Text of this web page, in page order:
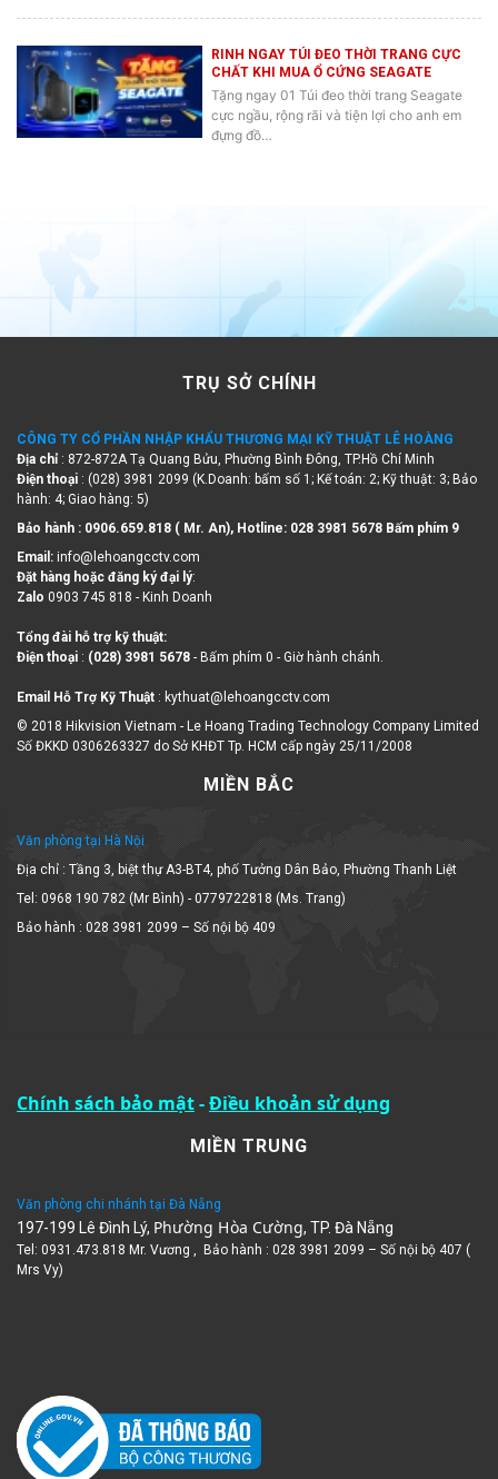
RINH NGAY TÚI ĐEO THỜI TRANG CỰC
CHẤT KHI MUA Ổ CỨNG SEAGATE
Tặng ngay 01 Túi đeo thời trang Seagate
cực ngầu, rộng rãi và tiện lợi cho anh em
đựng đồ…
TRỤ SỞ CHÍNH
CÔNG TY CỔ PHẦN NHẬP KHẨU THƯƠNG MẠI KỸ THUẬT LÊ HOÀNG
Địa chỉ : 872-872A Tạ Quang Bửu, Phường Bình Đông, TP.Hồ Chí Minh
Điện thoại : (028) 3981 2099 (K.Doanh: bấm số 1; Kế toán: 2; Kỹ thuật: 3; Bảo
hành: 4; Giao hàng: 5)
Bảo hành : 0906.659.818 ( Mr. An), Hotline: 028 3981 5678 Bấm phím 9
Email: info@lehoangcctv.com
Đặt hàng hoặc đăng ký đại lý:
Zalo 0903 745 818 - Kinh Doanh
Tổng đài hỗ trợ kỹ thuật:
Điện thoại : (028) 3981 5678 - Bấm phím 0 - Giờ hành chánh.
Email Hỗ Trợ Kỹ Thuật : kythuat@lehoangcctv.com
© 2018 Hikvision Vietnam - Le Hoang Trading Technology Company Limited
Số ĐKKD 0306263327 do Sở KHĐT Tp. HCM cấp ngày 25/11/2008
MIỀN BẮC
Văn phòng tại Hà Nội
Địa chỉ : Tầng 3, biệt thự A3-BT4, phố Tưởng Dân Bảo, Phường Thanh Liệt
Tel: 0968 190 782 (Mr Bình) - 0779722818 (Ms. Trang)
Bảo hành : 028 3981 2099 – Số nội bộ 409
Chính sách bảo mật-Điều khoản sử dụng
MIỀN TRUNG
Văn phòng chi nhánh tại Đà Nẵng
197-199 Lê Đình Lý, Phường Hòa Cường, TP. Đà Nẵng
Tel: 0931.473.818 Mr. Vương , Bảo hành : 028 3981 2099 – Số nội bộ 407 (
Mrs Vy)